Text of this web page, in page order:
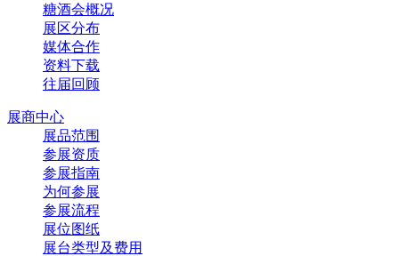
糖酒会概况
展区分布
媒体合作
资料下载
往届回顾
展商中心
展品范围
参展资质
参展指南
为何参展
参展流程
展位图纸
展台类型及费用